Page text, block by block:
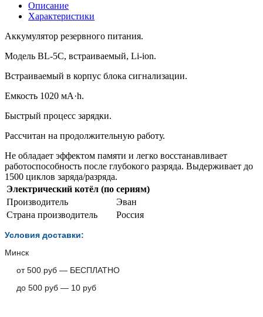
Описание
Характеристики
Аккумулятор резервного питания.
Модель BL‑5C, встраиваемый, Li-ion.
Встраиваемый в корпус блока сигнализации.
Емкость 1020 мA·h.
Быстрый процесс зарядки.
Рассчитан на продолжительную работу.
Не обладает эффектом памяти и легко восстанавливает
работоспособность после глубокого разряда. Выдерживает до
1500 циклов заряда/разряда.
Электрический котёл (по сериям)
Производитель
Эван
Страна производитель
Россия
Условия доставки:
Минск
от 500 руб — БЕСПЛАТНО
до 500 руб — 10 руб